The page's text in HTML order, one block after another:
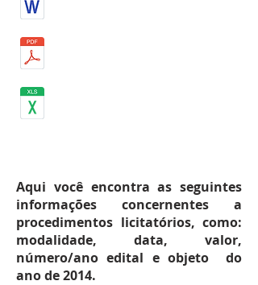
Aqui você encontra as seguintes
informações concernentes a
procedimentos licitatórios, como:
modalidade, data, valor,
número/ano edital e objeto do
ano de 2014.